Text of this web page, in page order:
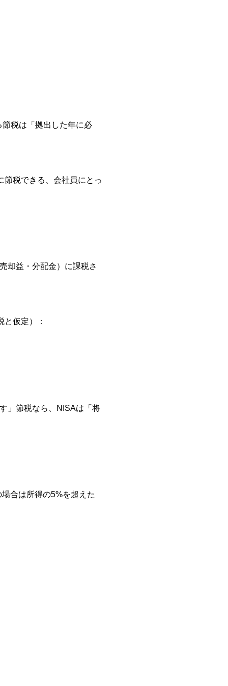
税は「拠出した年に必
節税できる、会社員にとっ
却益・分配金）に課税さ
仮定）：
」節税なら、NISAは「将
合は所得の5%を超えた